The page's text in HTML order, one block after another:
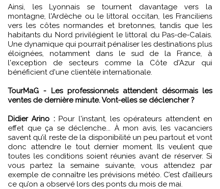
Ainsi, les Lyonnais se tournent davantage vers la
montagne, l'Ardèche ou le littoral occitan, les Franciliens
vers les côtes normandes et bretonnes, tandis que les
habitants du Nord privilégient le littoral du Pas-de-Calais.
Une dynamique qui pourrait pénaliser les destinations plus
éloignées, notamment dans le sud de la France, à
l'exception de secteurs comme la Côte d'Azur qui
bénéficient d'une clientèle internationale.
TourMaG - Les professionnels attendent désormais les
ventes de dernière minute. Vont-elles se déclencher ?
Didier Arino :Pour l'instant, les opérateurs attendent en
effet que ça se déclenche... À mon avis, les vacanciers
savent qu’il reste de la disponibilité un peu partout et vont
donc attendre le tout dernier moment. Ils veulent que
toutes les conditions soient réunies avant de réserver. Si
vous partez la semaine suivante, vous attendez par
exemple de connaître les prévisions météo. C’est d’ailleurs
ce qu’on a observé lors des ponts du mois de mai.